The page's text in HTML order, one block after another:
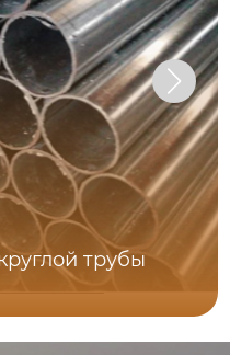
трубы